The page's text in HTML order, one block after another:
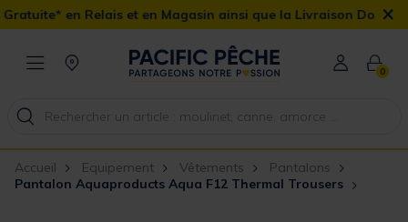
et en Magasin ainsi que la Livraison Domicile offerte dès 90€
×
0
Accueil Equipement Vêtements
Pantalons
Pantalon Aquaproducts Aqua F12 Thermal Trousers